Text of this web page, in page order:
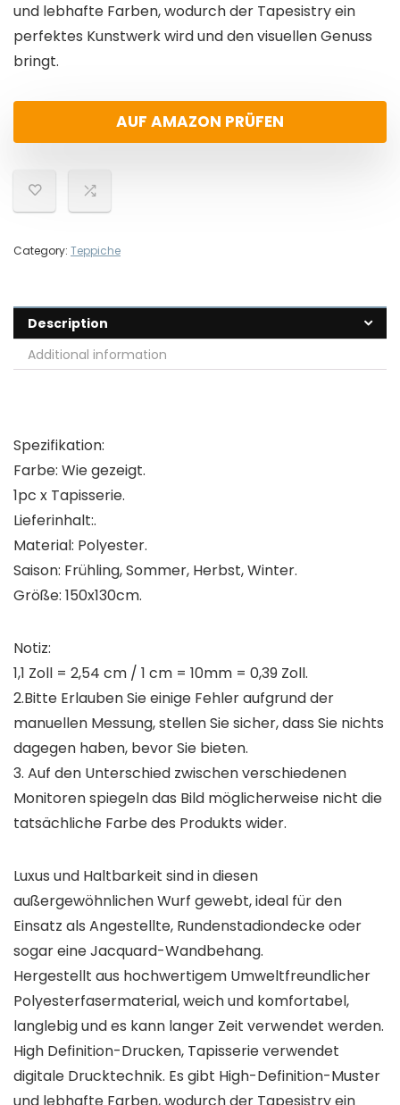
und lebhafte Farben, wodurch der Tapesistry ein
perfektes Kunstwerk wird und den visuellen Genuss
bringt.
AUF AMAZON PRÜFEN
Category: Teppiche
Description
Additional information
Spezifikation:
Farbe: Wie gezeigt.
1pc x Tapisserie.
Lieferinhalt:.
Material: Polyester.
Saison: Frühling, Sommer, Herbst, Winter.
Größe: 150x130cm.
Notiz:
1,1 Zoll = 2,54 cm / 1 cm = 10mm = 0,39 Zoll.
2.Bitte Erlauben Sie einige Fehler aufgrund der
manuellen Messung, stellen Sie sicher, dass Sie nichts
dagegen haben, bevor Sie bieten.
3. Auf den Unterschied zwischen verschiedenen
Monitoren spiegeln das Bild möglicherweise nicht die
tatsächliche Farbe des Produkts wider.
Luxus und Haltbarkeit sind in diesen
außergewöhnlichen Wurf gewebt, ideal für den
Einsatz als Angestellte, Rundenstadiondecke oder
sogar eine Jacquard-Wandbehang.
Hergestellt aus hochwertigem Umweltfreundlicher
Polyesterfasermaterial, weich und komfortabel,
langlebig und es kann langer Zeit verwendet werden.
High Definition-Drucken, Tapisserie verwendet
digitale Drucktechnik. Es gibt High-Definition-Muster